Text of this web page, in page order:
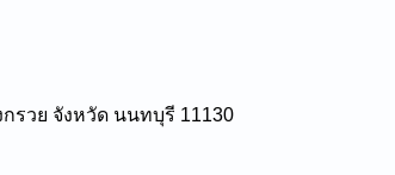
รวย จังหวัด นนทบุรี 11130